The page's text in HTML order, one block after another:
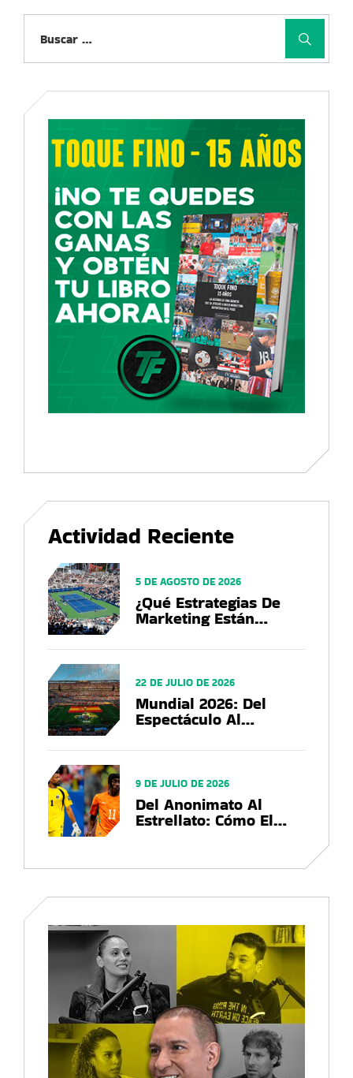
Actividad Reciente
¿Qué Estrategias De
Marketing Están
En El US Open 2026?
5 DE AGOSTO DE 2026
Mundial 2026: Del
Espectáculo Al
Que Deja La Copa Del
22 DE JULIO DE 2026
Del Anonimato Al
Estrellato: Cómo El
En Marcas Globales
9 DE JULIO DE 2026